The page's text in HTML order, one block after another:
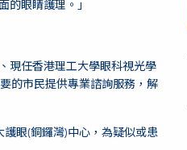
眼睛護理。」
現任香港理工大學眼科視光學
的市民提供專業諮詢服務，解
眼(銅鑼灣)中心，為疑似或患